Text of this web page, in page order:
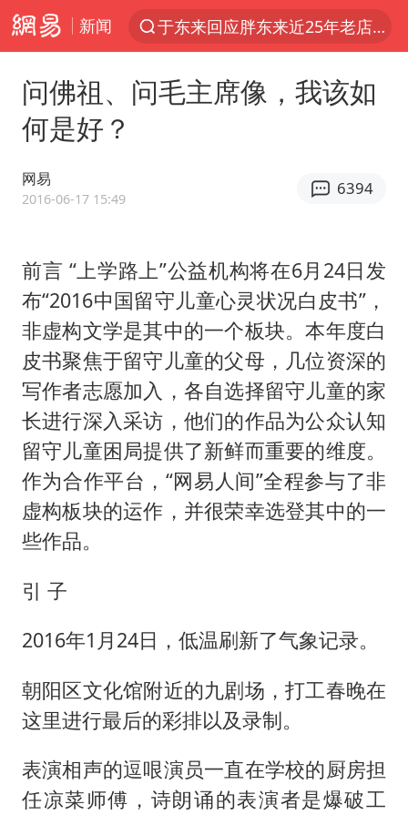
新闻
于东来回应胖东来近25年老店年底关闭
《披荆斩棘2026》阵容官宣
白海豚北上或致京津冀暴雨
构建更高水平的全民健身公共服务体系
上门女婿出轨女邻居多年被判重婚罪
国足U17与阿森纳决赛取消 并列冠军
香港刷新1884年以来最高气温纪录
《龙餐馆》 冲奖
暑期研学游升温 在旅途中增长知识
猫咪过火把节被抹成黑猫
刘嘉玲晒与周星驰合照
问佛祖、问毛主席像，我该如
何是好？
网易
2016-06-17 15:49
6394
前言 “上学路上”公益机构将在6月24日发
布“2016中国留守儿童心灵状况白皮书”，
非虚构文学是其中的一个板块。本年度白
皮书聚焦于留守儿童的父母，几位资深的
写作者志愿加入，各自选择留守儿童的家
长进行深入采访，他们的作品为公众认知
留守儿童困局提供了新鲜而重要的维度。
作为合作平台，“网易人间”全程参与了非
虚构板块的运作，并很荣幸选登其中的一
些作品。
引 子
2016年1月24日，低温刷新了气象记录。
朝阳区文化馆附近的九剧场，打工春晚在
这里进行最后的彩排以及录制。
表演相声的逗哏演员一直在学校的厨房担
任凉菜师傅，诗朗诵的表演者是爆破工